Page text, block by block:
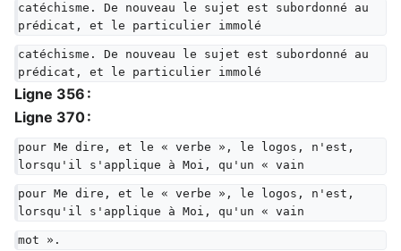
catéchisme. De nouveau le sujet est subordonné au
prédicat, et le particulier immolé
catéchisme. De nouveau le sujet est subordonné au
prédicat, et le particulier immolé
Ligne 356 :
Ligne 370 :
pour Me dire, et le « verbe », le logos, n'est,
lorsqu'il s'applique à Moi, qu'un « vain
pour Me dire, et le « verbe », le logos, n'est,
lorsqu'il s'applique à Moi, qu'un « vain
mot ».